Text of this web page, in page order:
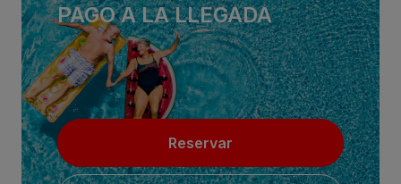
PAGO A LA LLEGADA
Reservar